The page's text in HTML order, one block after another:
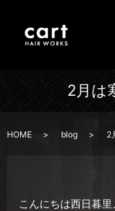
2月
HOME blog 2
こんにちは西日暮